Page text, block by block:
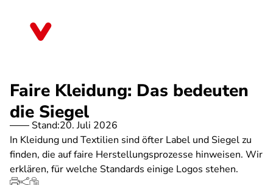
Faire Kleidung: Das bedeuten
die Siegel
Stand:20. Juli 2026
In Kleidung und Textilien sind öfter Label und Siegel zu
finden, die auf faire Herstellungsprozesse hinweisen. Wir
erklären, für welche Standards einige Logos stehen.